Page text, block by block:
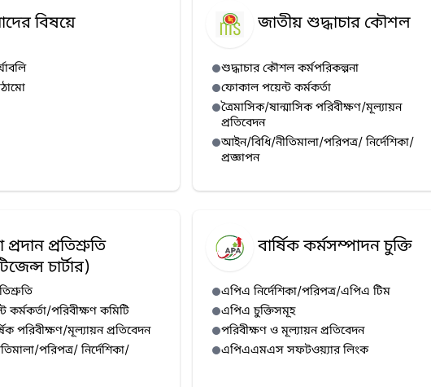
বিষয়ে জাতীয় শুদ্ধাচার কৌশল
শুদ্ধাচার কৌশল কর্মপরিকল্পনা
ফোকাল পয়েন্ট কর্মকর্তা
ত্রৈমাসিক/ষান্মাসিক পরিবীক্ষণ/মূল্যায়ন
প্রতিবেদন
আইন/বিধি/নীতিমালা/পরিপত্র/ নির্দেশিকা/
প্রজ্ঞাপন
প্রদান প্রতিশ্রুতি
চার্টার)
পরিবীক্ষণ কমিটি
পরিবীক্ষণ/মূল্যায়ন প্রতিবেদন
পরিপত্র/ নির্দেশিকা/
বার্ষিক কর্মসম্পাদন চুক্তি
এপিএ নির্দেশিকা/পরিপত্র/এপিএ টিম
এপিএ চুক্তিসমূহ
পরিবীক্ষণ ও মূল্যায়ন প্রতিবেদন
এপিএএমএস সফটওয়্যার লিংক